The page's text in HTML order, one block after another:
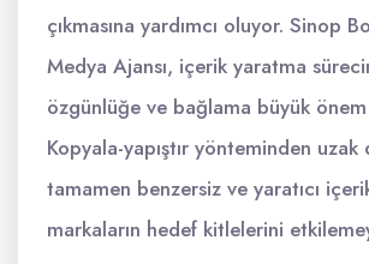
çıkmasına yardımcı oluyor. Sinop
Medya Ajansı, içerik yaratma
özgünlüğe ve bağlama büyük
Kopyala-yapıştır yönteminden uzak
tamamen benzersiz ve yaratıcı
markaların hedef kitlelerini